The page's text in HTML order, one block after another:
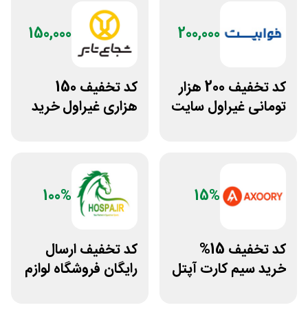
200,000
کد تخفیف 200 هزار
تومانی غیراول سایت
150,000
کد تخفیف 150
هزاری غیراول خرید
15%
کد تخفیف 15%
خرید سیم کارت آپتل
100%
کد تخفیف ارسال
رایگان فروشگاه لوازم